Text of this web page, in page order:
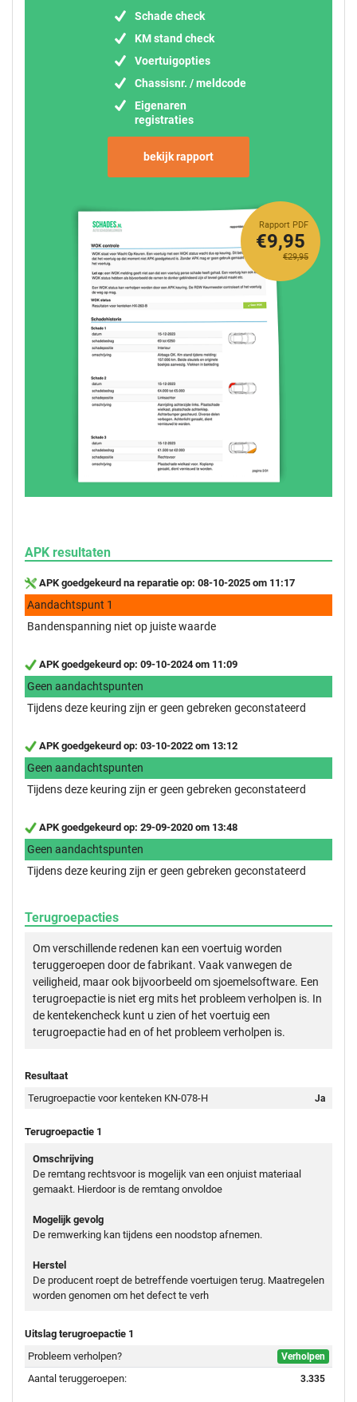
Schade check
KM stand check
Voertuigopties
Chassisnr. / meldcode
Eigenaren
registraties
bekijk rapport
Rapport PDF
€29,95
€9,95
APK resultaten
APK goedgekeurd na reparatie op: 08-10-2025 om 11:17
Aandachtspunt 1
Bandenspanning niet op juiste waarde
APK goedgekeurd op: 09-10-2024 om 11:09
Geen aandachtspunten
Tijdens deze keuring zijn er geen gebreken geconstateerd
APK goedgekeurd op: 03-10-2022 om 13:12
Geen aandachtspunten
Tijdens deze keuring zijn er geen gebreken geconstateerd
APK goedgekeurd op: 29-09-2020 om 13:48
Geen aandachtspunten
Tijdens deze keuring zijn er geen gebreken geconstateerd
Terugroepacties
Om verschillende redenen kan een voertuig worden
teruggeroepen door de fabrikant. Vaak vanwegen de
veiligheid, maar ook bijvoorbeeld om sjoemelsoftware. Een
terugroepactie is niet erg mits het probleem verholpen is. In
de kentekencheck kunt u zien of het voertuig een
terugroepactie had en of het probleem verholpen is.
Resultaat
Terugroepactie voor kenteken KN-078-H
Ja
Terugroepactie 1
Omschrijving
De remtang rechtsvoor is mogelijk van een onjuist materiaal
gemaakt. Hierdoor is de remtang onvoldoe
Mogelijk gevolg
De remwerking kan tijdens een noodstop afnemen.
Herstel
De producent roept de betreffende voertuigen terug. Maatregelen
worden genomen om het defect te verh
Uitslag terugroepactie 1
Probleem verholpen?
Verholpen
Aantal teruggeroepen: 3.335